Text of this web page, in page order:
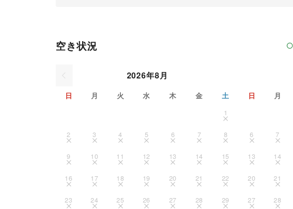
空き状況
2026年8月
日 月 火 水 木 金 土
1
2 3 4 5 6 7 8
9 10 11 12 13 14 15
16 17 18 19 20 21 22
23 24 25 26 27 28 29
日 月
6 7
13 14
20 21
27 28